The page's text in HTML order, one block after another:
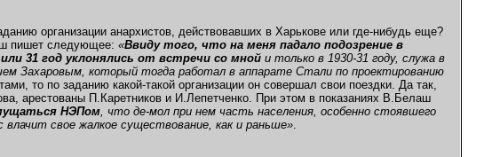
организации анархистов, действовавших в Харькове или где-нибудь еще?
пишет следующее: «Ввиду того, что на меня падало подозрение в
31 год уклонялись от встречи со мной и только в 1930-31 году, служа в
Захаровым, который тогда работал в аппарате Стали по проектированию
то по заданию какой-такой организации он совершал свои поездки. Да так,
арестованы П.Каретников и И.Лепетченко. При этом в показаниях В.Белаш
НЭПом, что де-мол при нем часть населения, особенно стоявшего
свое жалкое существование, как и раньше».